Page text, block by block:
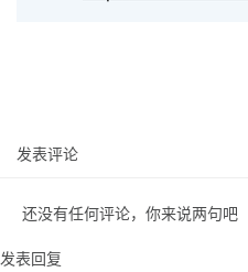
发表评论
还没有任何评论，你来说两句吧
发表回复